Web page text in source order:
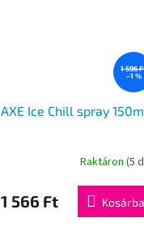
1 596
–1 %
AXE Ice Chill spray
Raktáron(5
1 566 Ft Kosárba